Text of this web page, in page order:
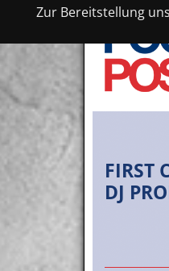
Zur Bereitstellung
FIRST
DJ